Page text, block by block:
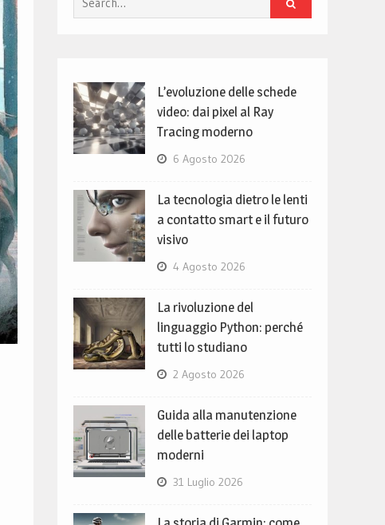
for:
L’evoluzione delle schede
video: dai pixel al Ray
Tracing moderno
6 Agosto 2026
La tecnologia dietro le lenti
a contatto smart e il futuro
visivo
4 Agosto 2026
La rivoluzione del
linguaggio Python: perché
tutti lo studiano
2 Agosto 2026
Guida alla manutenzione
delle batterie dei laptop
moderni
31 Luglio 2026